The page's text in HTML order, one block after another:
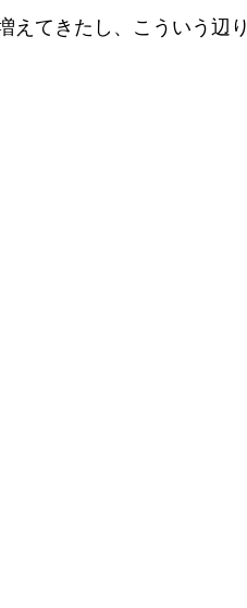
てきたし、こういう辺